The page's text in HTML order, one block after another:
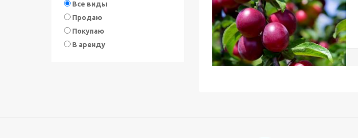
Все виды
Продаю
Покупаю
В аренду